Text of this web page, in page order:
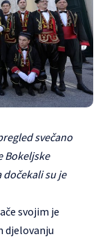
svečano
Bokeljske
dočekali su je
svojim je
djelovanju